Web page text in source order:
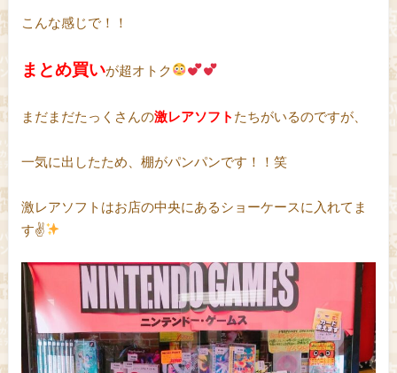
こんな感じで！！
まとめ買いが超オトク
まだまだたっくさんの激レアソフト たちがいるのですが、
一気に出したため、棚がパンパンです！！笑
激レアソフトはお店の中央にあるショーケースに入れてま
す✌